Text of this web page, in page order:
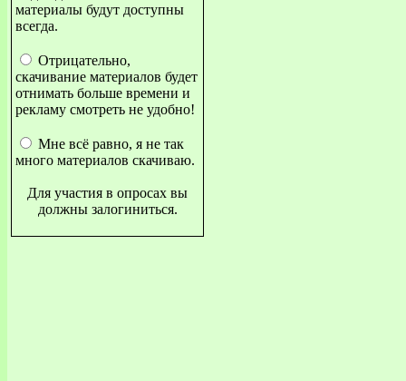
материалы будут доступны
всегда.
Отрицательно,
скачивание материалов будет
отнимать больше времени и
рекламу смотреть не удобно!
Мне всё равно, я не так
много материалов скачиваю.
Для участия в опросах вы
должны залогиниться.